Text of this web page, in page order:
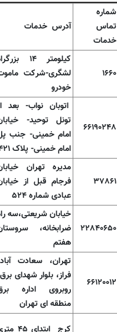
شماره
تماس
خدمات
آدرس خدمات
۱۶۶۰
کیلومتر ۱۴
لشگری-شرکت
خودرو
۶۶۱۹۰۲۴۸
اتوبان نواب- بعد
تونل توحید-
امام خمینی- جنب
امام خمینی- پلاک ۴۲۱
۳۷۸۶۱
مدیره تهران
فرجام قبل از
عبادی شماره ۵۲۴
۲۲۸۴۰۶۵۰
خیابان شریعتی،سه
ضرابخانه،
هفتم
۶۶۱۲۰۰۱۲
تهران، سعادت
فراز، بلوار شهدای
روبروی اداره
منطقه ای تهران